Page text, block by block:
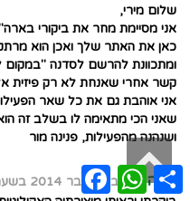
שלום מירי,
אני מסיימת מחר את ביקורי
כאן את האתר שלך ואכן הוא
ומתכוונת להרשם לסדנה "במקום
קשר אחרי שאנחת לא רק פיזית
אני אוהבת גם את כל שאר
שאני הכי מתאימה לו בשלב זה
ושנהנה מהפעילות, פנינה מור
גליה 11 באוקטובר 2014 בשעה 14:25
FacebookWhatsAppShare גלילה
לראש